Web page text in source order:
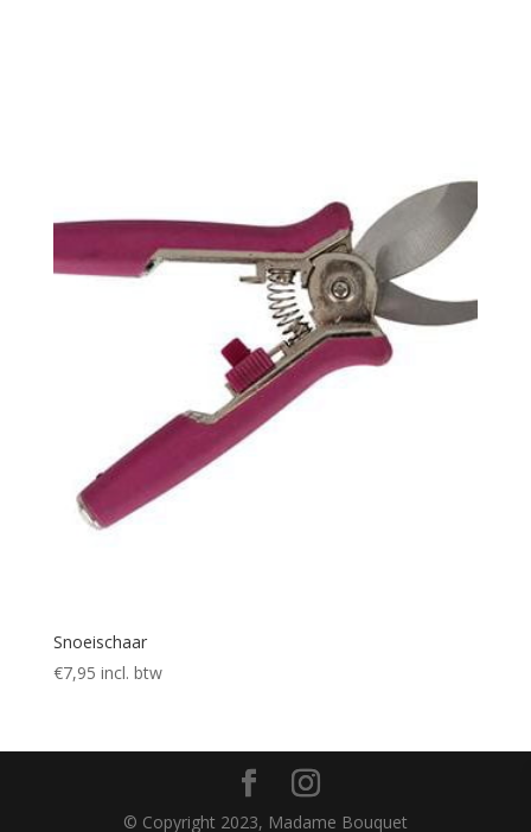
Snoeischaar
€7,95 incl. btw
© Copyright 2023, Madame Bouquet